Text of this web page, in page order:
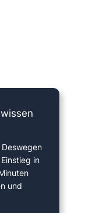
in
und